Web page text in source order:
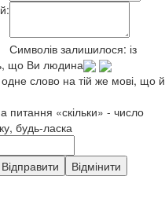
Символів залишилося: із
що Ви людина
одне слово на тій же мові, що й
питання «скільки» - число
будь-ласка